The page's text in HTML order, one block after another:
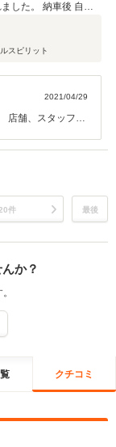
した。 納車後 自分
て乗れる車です。 塗
こちらのお店カー
ようかと思ってま
スピリット
2021/04/29
店舗、スタッフは
ご満足いただける
件 最後
か？
クチコミ